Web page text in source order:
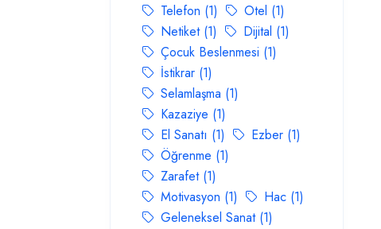
Telefon (1)
Otel (1)
Netiket (1)
Dijital (1)
Çocuk Beslenmesi (1)
İstikrar (1)
Selamlaşma (1)
Kazaziye (1)
El Sanatı (1)
Ezber (1)
Öğrenme (1)
Zarafet (1)
Motivasyon (1)
Hac (1)
Geleneksel Sanat (1)